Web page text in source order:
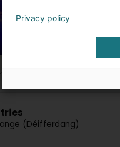
(Déifferdang)
Privacy policy